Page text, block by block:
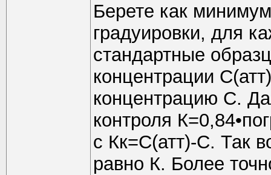
Берете как
градуировки, для
стандартные
концентрации
концентрацию С.
контроля
с Кк=С(атт)-С. Так
равно К. Более